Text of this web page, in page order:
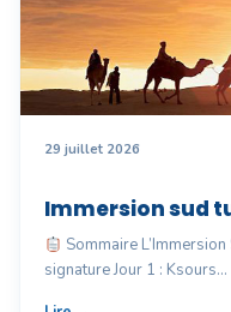
29 juillet 2026
Immersion sud
Sommaire
signature Jour 1 : Ksours…